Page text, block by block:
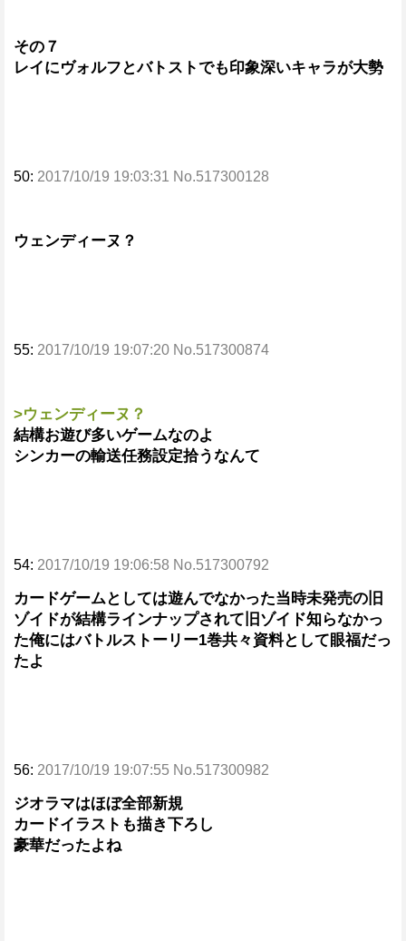
その７
レイにヴォルフとバトストでも印象深いキャラが大勢
50: 2017/10/19 19:03:31 No.517300128
ウェンディーヌ？
55: 2017/10/19 19:07:20 No.517300874
>ウェンディーヌ？
結構お遊び多いゲームなのよ
シンカーの輸送任務設定拾うなんて
54: 2017/10/19 19:06:58 No.517300792
カードゲームとしては遊んでなかった当時未発売の旧
ゾイドが結構ラインナップされて旧ゾイド知らなかっ
た俺にはバトルストーリー1巻共々資料として眼福だっ
たよ
56: 2017/10/19 19:07:55 No.517300982
ジオラマはほぼ全部新規
カードイラストも描き下ろし
豪華だったよね